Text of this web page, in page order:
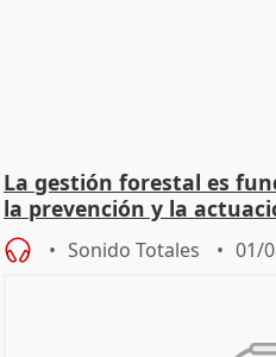
La gestión forestal es
la prevención y la
Sonido Totales 01/